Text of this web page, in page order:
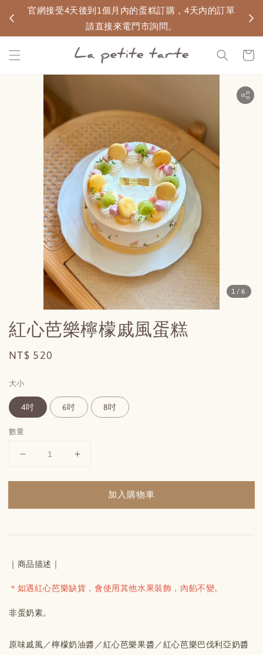
官網接受4天後到1個月內的蛋糕訂購，4天內的訂單
請直接來電門市詢問。
1 /6
紅心芭樂檸檬戚風蛋糕
Regular
NT$ 520
大小
4吋 6吋 8吋
數量
加入購物車
｜商品描述｜
＊如遇紅心芭樂缺貨，會使用其他水果裝飾，內餡不變。
非蛋奶素。
原味戚風／檸檬奶油醬／紅心芭樂果醬／紅心芭樂巴伐利亞奶醬